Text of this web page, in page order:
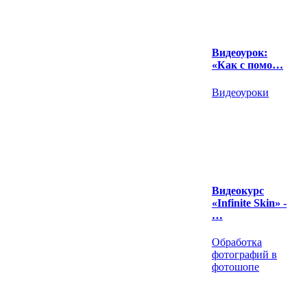
Видеоурок:
«Как с помо…
Видеоуроки
Видеокурс
«Infinite Skin» -
…
Обработка
фотографий в
фотошопе